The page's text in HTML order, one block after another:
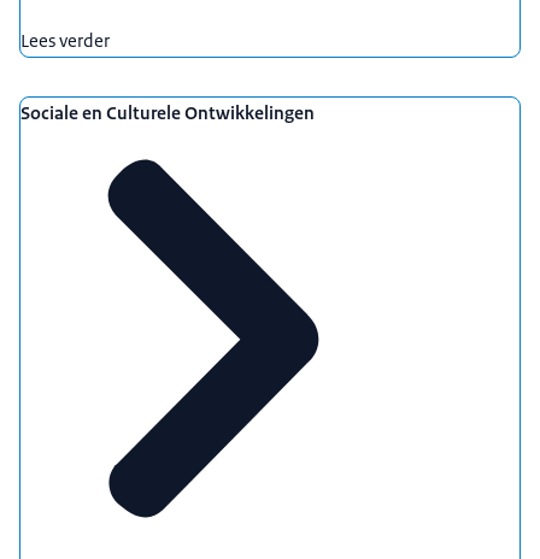
Lees verder
Sociale en Culturele Ontwikkelingen